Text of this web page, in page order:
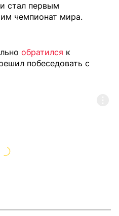
стал первым
чемпионат мира.
обратился к
побеседовать с